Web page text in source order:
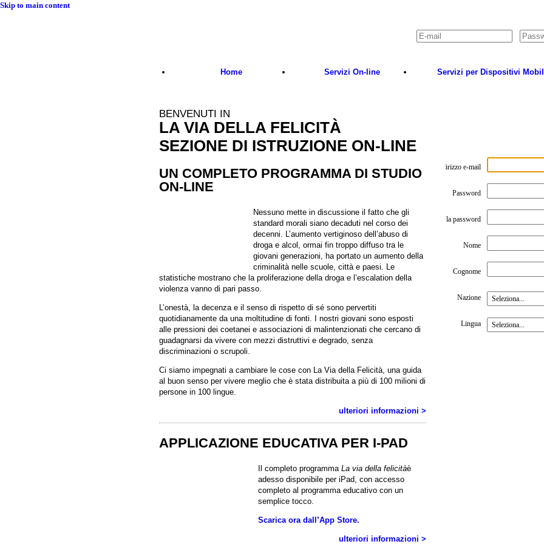
Skip to main content
Home Servizi On-line Servizi per Dispositivi
BENVENUTI IN
LA VIA DELLA FELICITÀ
SEZIONE DI ISTRUZIONE ON-LINE
UN COMPLETO PROGRAMMA DI STUDIO
ON-LINE
Nessuno mette in discussione il fatto che gli
standard morali siano decaduti nel corso dei
decenni. L’aumento vertiginoso dell’abuso di
droga e alcol, ormai fin troppo diffuso tra le
giovani generazioni, ha portato un aumento della
criminalità nelle scuole, città e paesi. Le
statistiche mostrano che la proliferazione della droga e l’escalation della
violenza vanno di pari passo.
L’onestà, la decenza e il senso di rispetto di sé sono pervertiti
quotidianamente da una moltitudine di fonti. I nostri giovani sono esposti
alle pressioni dei coetanei e associazioni di malintenzionati che cercano di
guadagnarsi da vivere con mezzi distruttivi e degrado, senza
discriminazioni o scrupoli.
Ci siamo impegnati a cambiare le cose con La Via della Felicità, una guida
al buon senso per vivere meglio che è stata distribuita a più di 100 milioni di
persone in 100 lingue.
ulteriori informazioni >
APPLICAZIONE EDUCATIVA PER I-PAD
Il completo programma La via della felicitàè
adesso disponibile per iPad, con accesso
completo al programma educativo con un
semplice tocco.
Scarica ora dall’App Store.
ulteriori informazioni >
ISCRIZIONIGRATUITE
Indirizzo e-mail
Password
Riscrivi la password
Nome
Cognome
Nazione
Lingua
Appartamento / Interno /
Camera / ecc.
Come hai saputo di noi?
Che cosa ti descrive meglio?
Inserisci il nome della